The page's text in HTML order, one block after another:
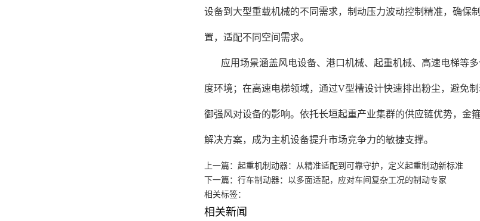
设备到大型重载机械的不同需求，制动压力波动控制精准，确保
置，适配不同空间需求。
应用场景涵盖风电设备、港口机械、起重机械、高速电梯等
度环境；在高速电梯领域，通过V型槽设计快速排出粉尘，避免
御强风对设备的影响。依托长垣起重产业集群的供应链优势，金
解决方案，成为主机设备提升市场竞争力的敏捷支撑。
上一篇： 起重机制动器：从精准适配到可靠守护，定义起重制动新标准
下一篇： 行车制动器：以多面适配，应对车间复杂工况的制动专家
相关标签：
相关新闻